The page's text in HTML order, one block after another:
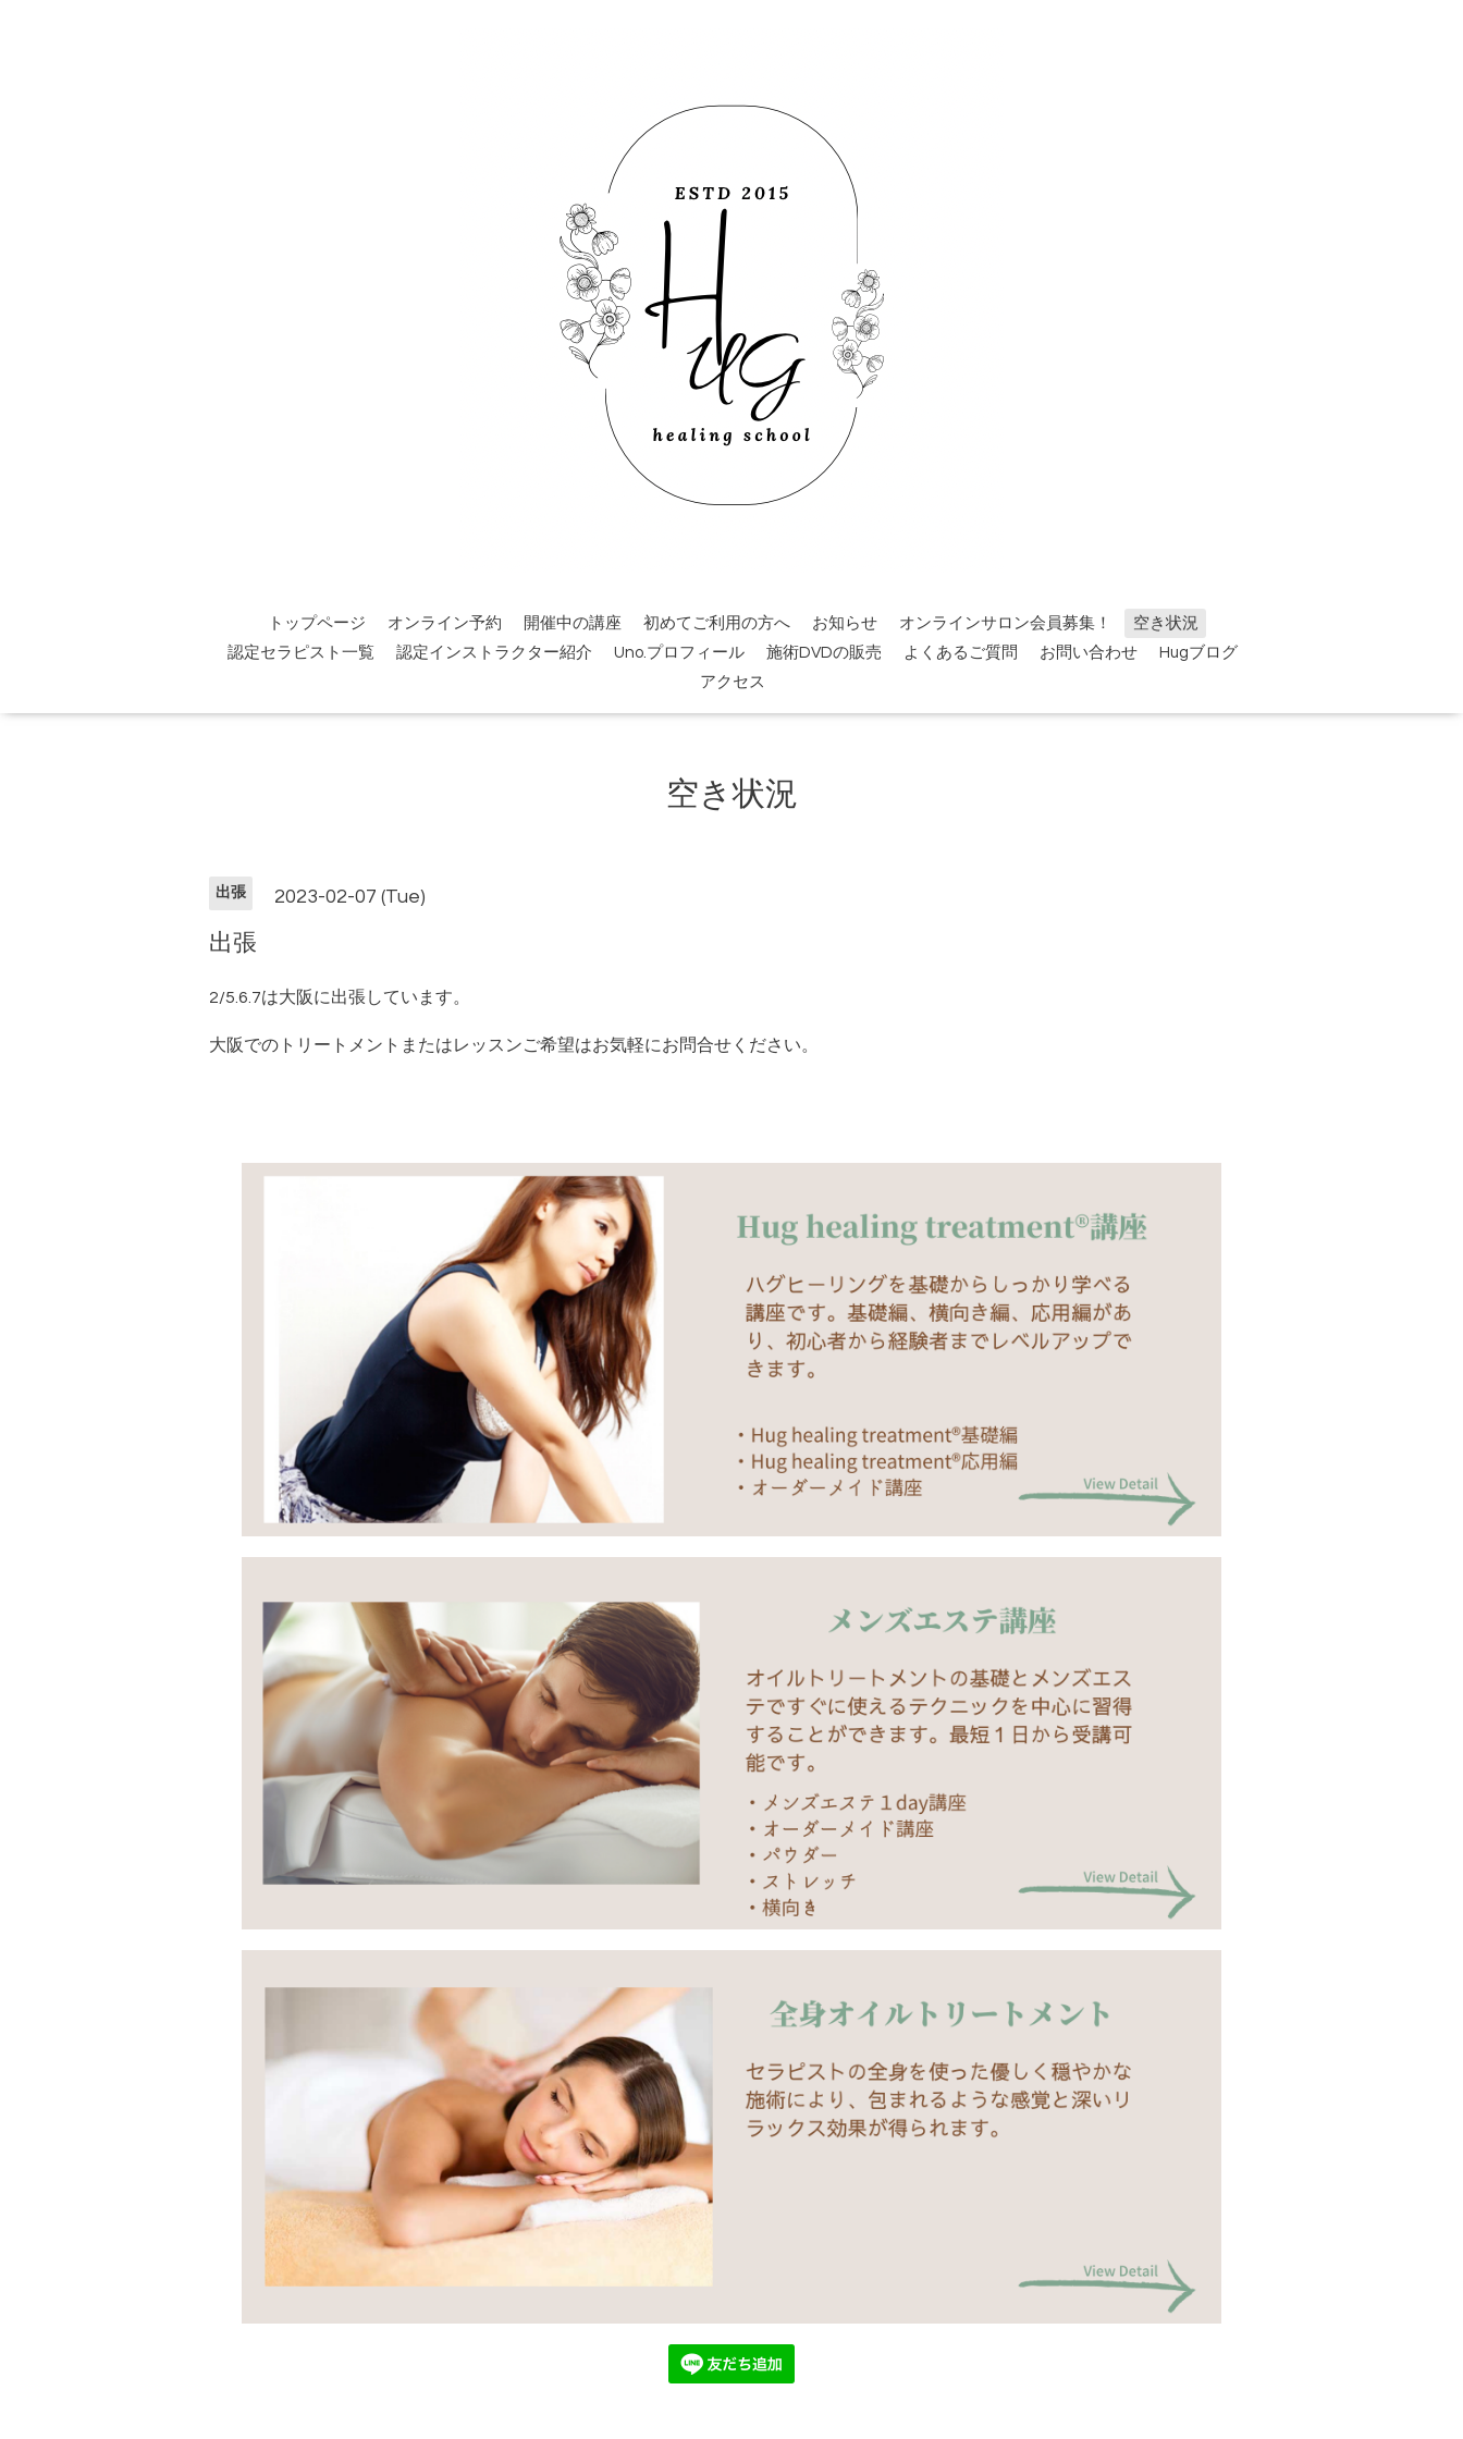
トップページ オンライン予約 開催中の講座 初めてご利用の方へ お知らせ オンラインサロン会員募集！
空き状況
認定セラピスト一覧
認定インストラクター紹介 Uno.プロフィール 施術DVDの販売 よくあるご質問 お問い合わせ
Hugブログ
アクセス
空き状況
出張 2023-02-07 (Tue)
出張
2/5.6.7は大阪に出張しています。
大阪でのトリートメントまたはレッスンご希望はお気軽にお問合せください。